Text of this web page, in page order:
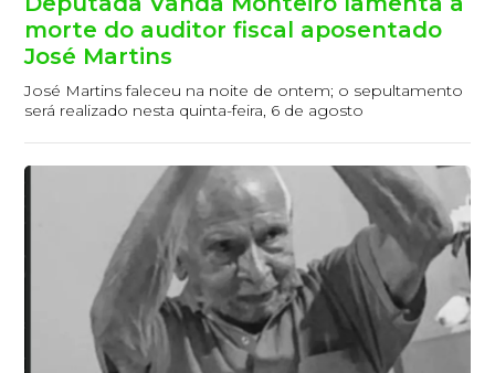
morte do auditor fiscal aposentado
José Martins
José Martins faleceu na noite de ontem; o sepultamento
será realizado nesta quinta-feira, 6 de agosto